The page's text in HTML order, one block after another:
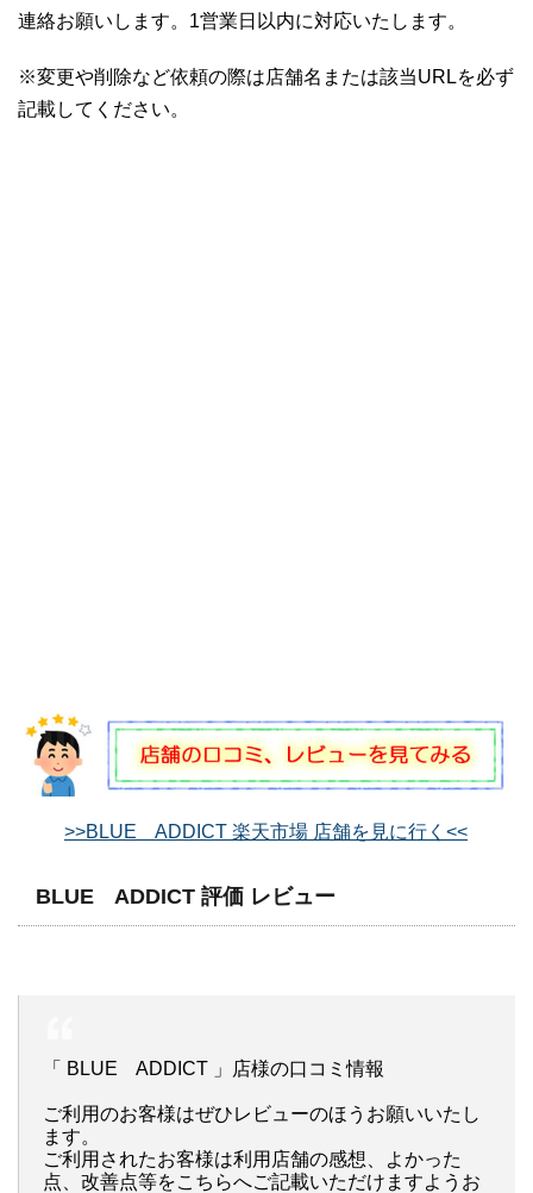
連絡お願いします。1営業日以内に対応いたします。
※変更や削除など依頼の際は店舗名または該当URLを必ず
記載してください。
>>BLUE ADDICT 楽天市場 店舗を見に行く<<
BLUE ADDICT 評価 レビュー
「 BLUE ADDICT 」店様の口コミ情報
ご利用のお客様はぜひレビューのほうお願いいたし
ます。
ご利用されたお客様は利用店舗の感想、よかった
点、改善点等をこちらへご記載いただけますようお